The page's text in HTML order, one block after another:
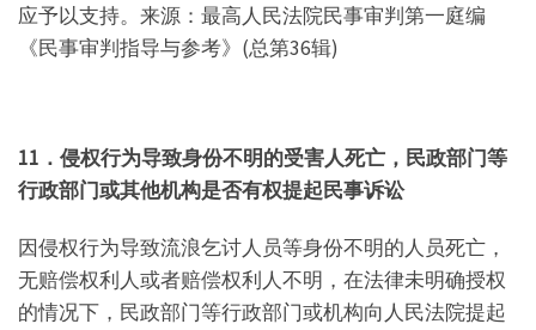
应予以支持。来源：最高人民法院民事审判第一庭编
《民事审判指导与参考》(总第36辑)
11．侵权行为导致身份不明的受害人死亡，民政部门等
行政部门或其他机构是否有权提起民事诉讼
因侵权行为导致流浪乞讨人员等身份不明的人员死亡，
无赔偿权利人或者赔偿权利人不明，在法律未明确授权
的情况下，民政部门等行政部门或机构向人民法院提起